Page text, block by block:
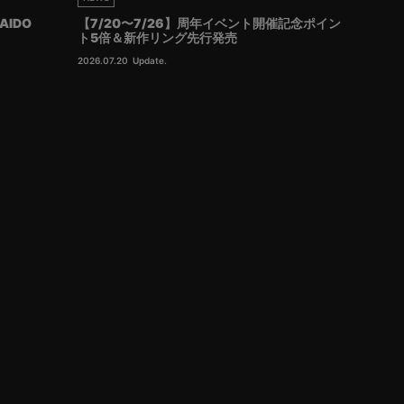
【7/20〜7/26】周年イベント開催記念ポイン
ト5倍＆新作リング先行発売
2026.07.20 Update.